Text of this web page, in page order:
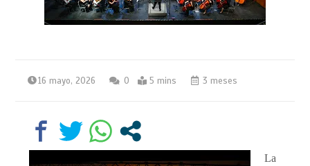
16 mayo, 2026 0 5 mins 3 meses
La